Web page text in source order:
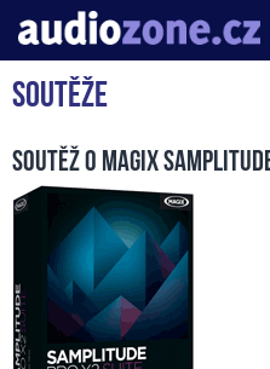
Server o digitálním zpracování zvuku
Soutěže
Soutěž o Magix